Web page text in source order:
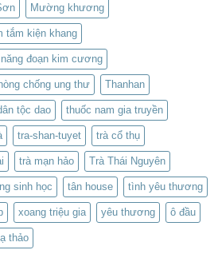
Mường khương
tắm kiện khang
năng đoạn kim cương
chống ung thư Thanhan
tộc dao thuốc nam gia truyền
tra-shan-tuyet trà cổ thụ
trà mạn hảo Trà Thái Nguyên
sinh học tân house tình yêu thương
xoang triệu gia yêu thương ô đầu
thảo